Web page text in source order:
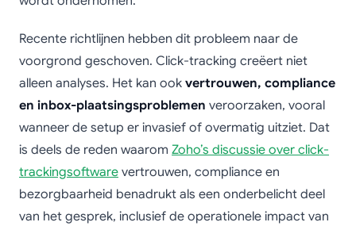
Recente richtlijnen hebben dit probleem naar de
voorgrond geschoven. Click-tracking creëert niet
alleen analyses. Het kan ook vertrouwen, compliance
en inbox-plaatsingsproblemen veroorzaken, vooral
wanneer de setup er invasief of overmatig uitziet. Dat
is deels de reden waarom Zoho’s discussie over click-
trackingsoftware vertrouwen, compliance en
bezorgbaarheid benadrukt als een onderbelicht deel
van het gesprek, inclusief de operationele impact van